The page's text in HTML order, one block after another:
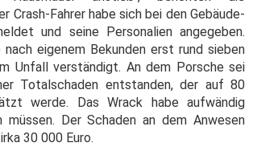
Crash-Fahrer habe sich bei den Gebäude-
und seine Personalien angegeben.
nach eigenem Bekunden erst rund sieben
Unfall verständigt. An dem Porsche sei
Totalschaden entstanden, der auf 80
werde. Das Wrack habe aufwändig
müssen. Der Schaden an dem Anwesen
30 000 Euro.